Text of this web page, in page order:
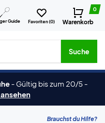
Guide Favoriten (0)
0
Warenkorb
Marken usw.
Suche
- Gültig bis zum 20/5 -
Brauchst du Hilfe?